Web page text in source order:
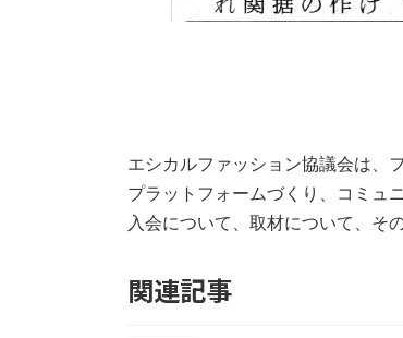
エシカルファッション協議会は、
プラットフォームづくり、コミュ
入会について、取材について、そ
関連記事